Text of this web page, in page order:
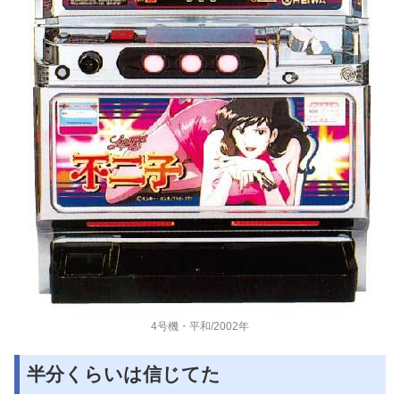
4号機・平和/2002年
半分くらいは信じてた